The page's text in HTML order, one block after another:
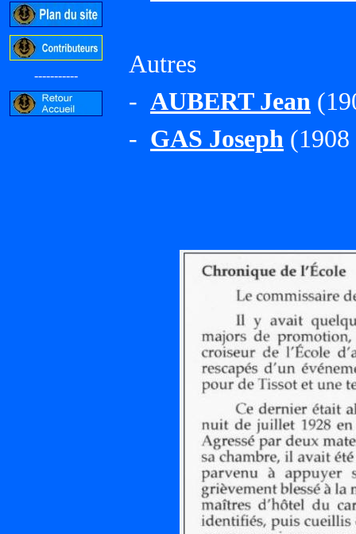
-----------
Autres
- AUBERT Jean
- GAS Joseph